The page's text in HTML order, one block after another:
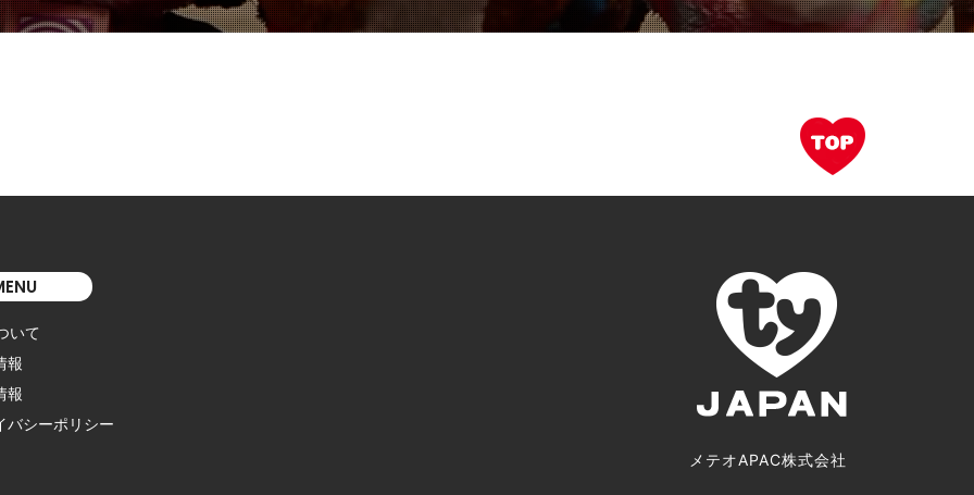
いて
報
報
バシーポリシー
メテオAPAC株式会社